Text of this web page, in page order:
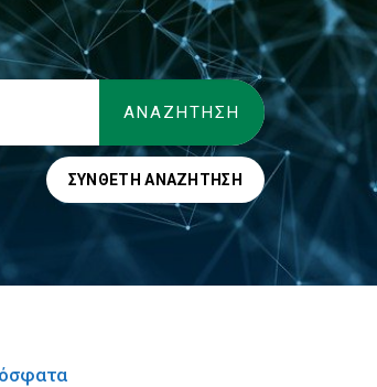
ΣΎΝΘΕΤΗ ΑΝΑΖΉΤΗΣΗ